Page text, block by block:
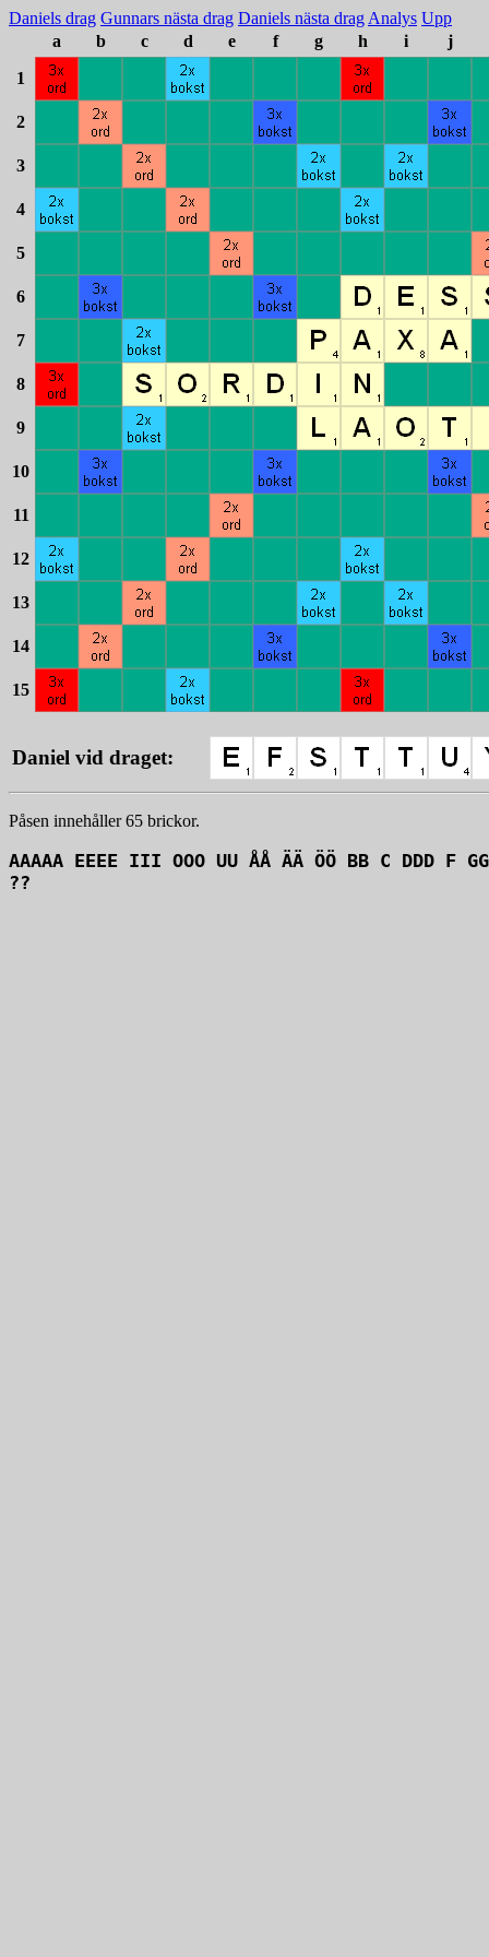
Daniels drag Gunnars nästa drag Daniels nästa drag Analys Upp
a
b c d e f g h i j
1
2
3
4
5
6
7
8
9
10
11
12
13
14
15
Daniel vid draget:
Påsen innehåller 65 brickor.
AAAAA EEEE III OOO UU ÅÅ ÄÄ ÖÖ BB C DDD F
??